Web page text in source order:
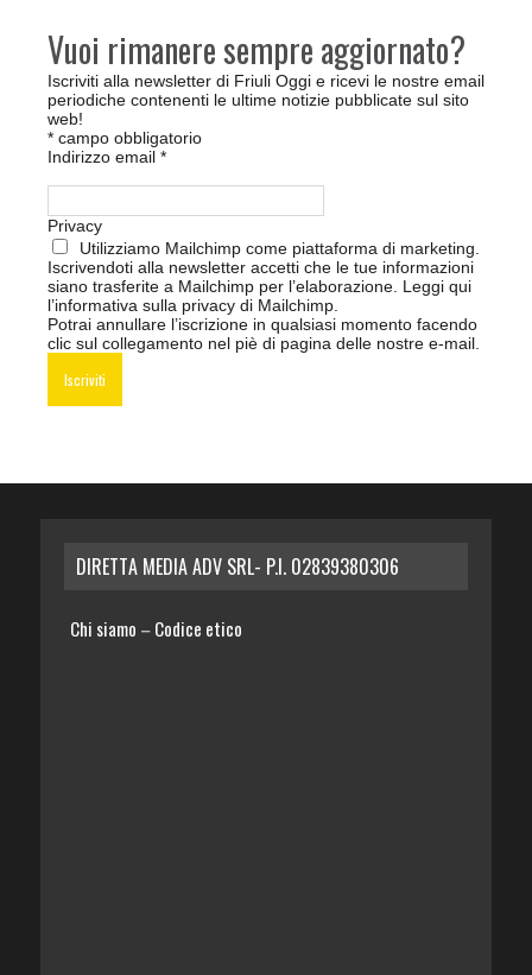
Vuoi rimanere sempre aggiornato?
Iscriviti alla newsletter di Friuli Oggi e ricevi le nostre email
periodiche contenenti le ultime notizie pubblicate sul sito
web!
* campo obbligatorio
Indirizzo email *
Privacy
Utilizziamo Mailchimp come piattaforma di marketing.
Iscrivendoti alla newsletter accetti che le tue informazioni
siano trasferite a Mailchimp per l’elaborazione. Leggi qui
l’informativa sulla privacy di Mailchimp
Potrai annullare l’iscrizione in qualsiasi momento facendo
clic sul collegamento nel piè di pagina delle nostre e-mail.
DIRETTA MEDIA ADV SRL- P.I. 02839380306
Chi siamo – Codice etico